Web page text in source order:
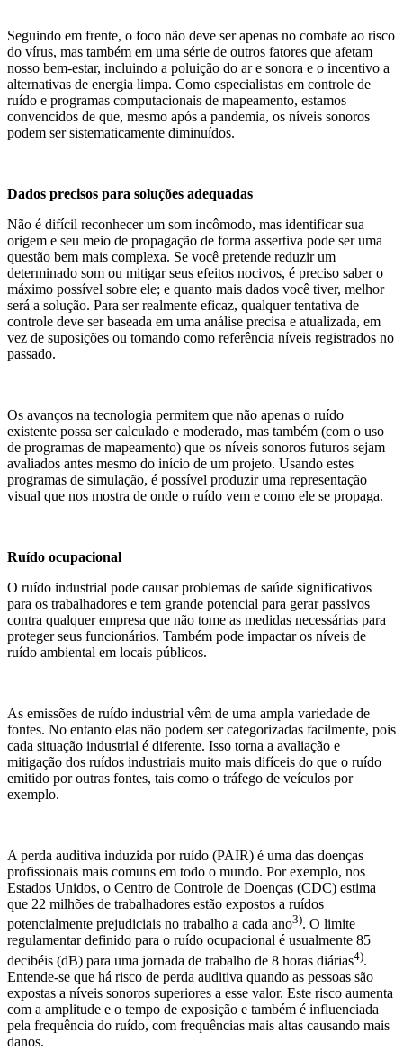
Seguindo em frente, o foco não deve ser apenas no combate ao risco
do vírus, mas também em uma série de outros fatores que afetam
nosso bem-estar, incluindo a poluição do ar e sonora e o incentivo a
alternativas de energia limpa. Como especialistas em controle de
ruído e programas computacionais de mapeamento, estamos
convencidos de que, mesmo após a pandemia, os níveis sonoros
podem ser sistematicamente diminuídos.
Dados precisos para soluções adequadas
Não é difícil reconhecer um som incômodo, mas identificar sua
origem e seu meio de propagação de forma assertiva pode ser uma
questão bem mais complexa. Se você pretende reduzir um
determinado som ou mitigar seus efeitos nocivos, é preciso saber o
máximo possível sobre ele; e quanto mais dados você tiver, melhor
será a solução. Para ser realmente eficaz, qualquer tentativa de
controle deve ser baseada em uma análise precisa e atualizada, em
vez de suposições ou tomando como referência níveis registrados no
passado.
Os avanços na tecnologia permitem que não apenas o ruído
existente possa ser calculado e moderado, mas também (com o uso
de programas de mapeamento) que os níveis sonoros futuros sejam
avaliados antes mesmo do início de um projeto. Usando estes
programas de simulação, é possível produzir uma representação
visual que nos mostra de onde o ruído vem e como ele se propaga.
Ruído ocupacional
O ruído industrial pode causar problemas de saúde significativos
para os trabalhadores e tem grande potencial para gerar passivos
contra qualquer empresa que não tome as medidas necessárias para
proteger seus funcionários. Também pode impactar os níveis de
ruído ambiental em locais públicos.
As emissões de ruído industrial vêm de uma ampla variedade de
fontes. No entanto elas não podem ser categorizadas facilmente, pois
cada situação industrial é diferente. Isso torna a avaliação e
mitigação dos ruídos industriais muito mais difíceis do que o ruído
emitido por outras fontes, tais como o tráfego de veículos por
exemplo.
A perda auditiva induzida por ruído (PAIR) é uma das doenças
profissionais mais comuns em todo o mundo. Por exemplo, nos
Estados Unidos, o Centro de Controle de Doenças (CDC) estima
que 22 milhões de trabalhadores estão expostos a ruídos
potencialmente prejudiciais no trabalho a cada ano3). O limite
regulamentar definido para o ruído ocupacional é usualmente 85
decibéis (dB) para uma jornada de trabalho de 8 horas diárias4).
Entende-se que há risco de perda auditiva quando as pessoas são
expostas a níveis sonoros superiores a esse valor. Este risco aumenta
com a amplitude e o tempo de exposição e também é influenciada
pela frequência do ruído, com frequências mais altas causando mais
danos.